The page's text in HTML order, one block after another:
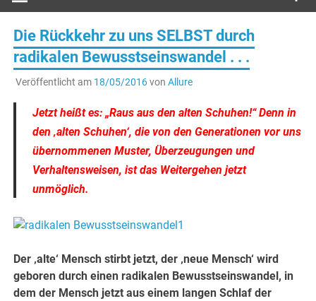
Die Rückkehr zu uns SELBST durch
radikalen Bewusstseinswandel . . .
Veröffentlicht am 18/05/2016von Allure
Jetzt heißt es: „Raus aus den alten Schuhen!“ Denn in
den ‚alten Schuhen‘, die von den Generationen vor uns
übernommenen Muster, Überzeugungen und
Verhaltensweisen, ist das Weitergehen jetzt
unmöglich.
Der ‚alte‘ Mensch stirbt jetzt, der ‚neue Mensch‘ wird
geboren durch einen radikalen Bewusstseinswandel, in
dem der Mensch jetzt aus einem langen Schlaf der